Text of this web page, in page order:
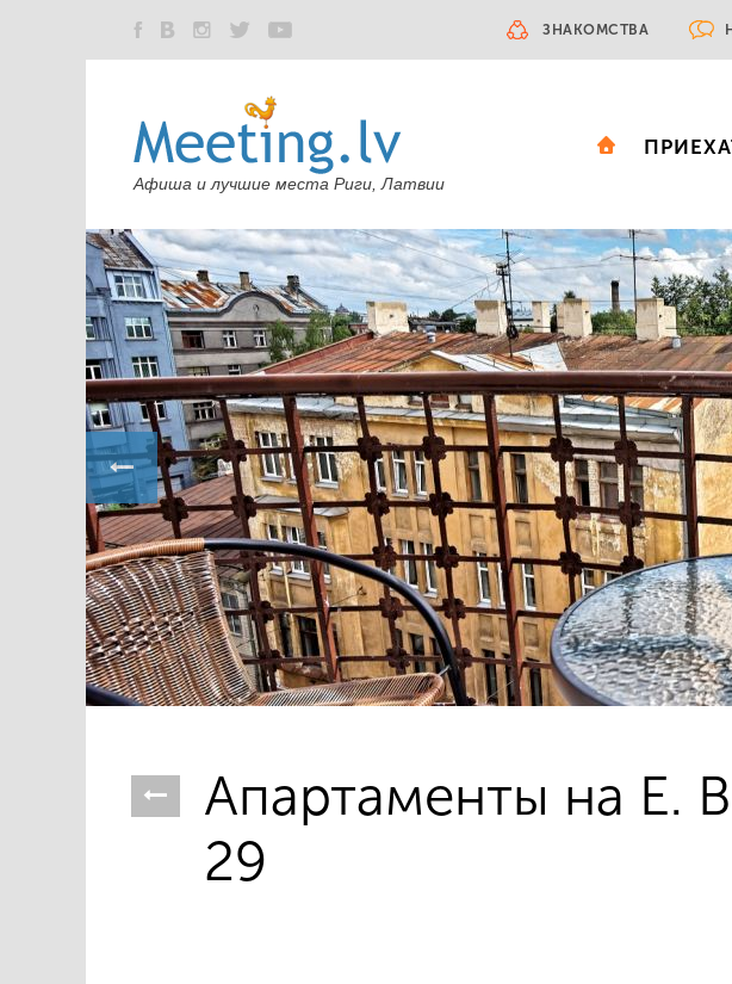
ЗНАКОМСТВА
Афиша и лучшие места Риги, Латвии
Апартаменты на E.
29